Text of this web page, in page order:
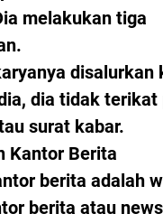
melakukan tiga
disalurkan
dia tidak terikat
surat kabar.
Kantor Berita
berita adalah
berita atau